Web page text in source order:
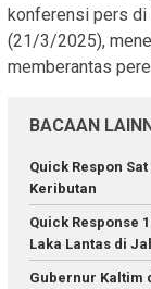
konferensi pers di
(21/3/2025),
memberantas
BACAAN
Quick Respon
Keributan
Quick Response
Laka Lantas di
Gubernur Kaltim